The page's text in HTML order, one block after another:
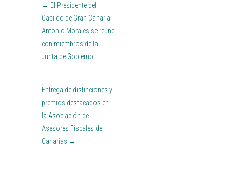
← El Presidente del
Cabildo de Gran Canaria
Antonio Morales se reúne
con miembros de la
Junta de Gobierno
Entrega de distinciones y
premios destacados en
la Asociación de
Asesores Fiscales de
Canarias →